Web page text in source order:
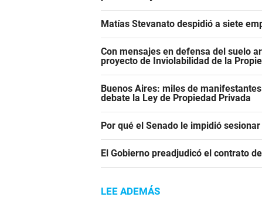
Matías Stevanato despidió a siete
Con mensajes en defensa del suelo
proyecto de Inviolabilidad de la
Buenos Aires: miles de
debate la Ley de Propiedad Privada
Por qué el Senado le impidió
El Gobierno preadjudicó el contrato
LEE ADEMÁS